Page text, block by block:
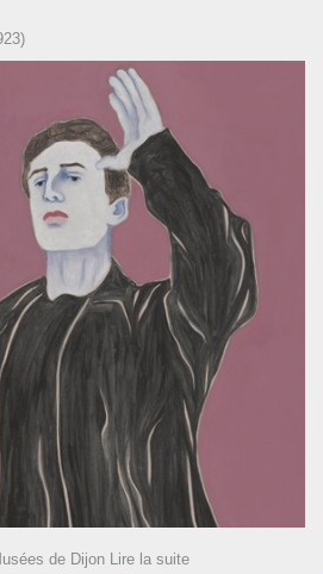
de Dijon Lire la suite